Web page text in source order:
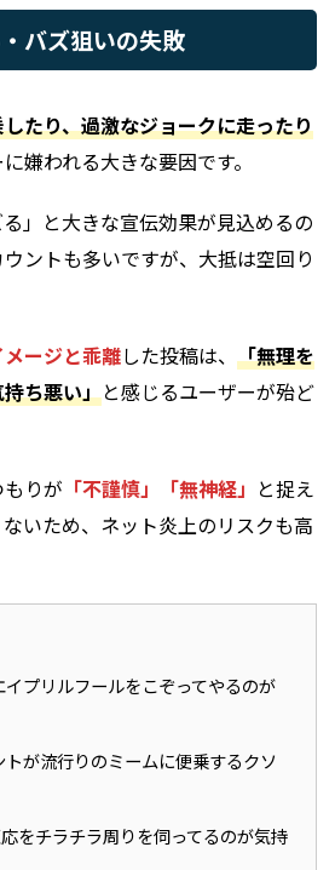
バズ狙いの失敗
たり、過激なジョークに走ったり
嫌われる大きな要因です。
」と大きな宣伝効果が見込めるの
ントも多いですが、大抵は空回り
ージと乖離した投稿は、 「無理を
ち悪い」と感じるユーザーが殆ど
りが 「不謹慎」「無神経」 と捉え
いため、ネット炎上のリスクも高
イプリルフールをこぞってやるのが
トが流行りのミームに便乗するクソ
をチラチラ周りを伺ってるのが気持